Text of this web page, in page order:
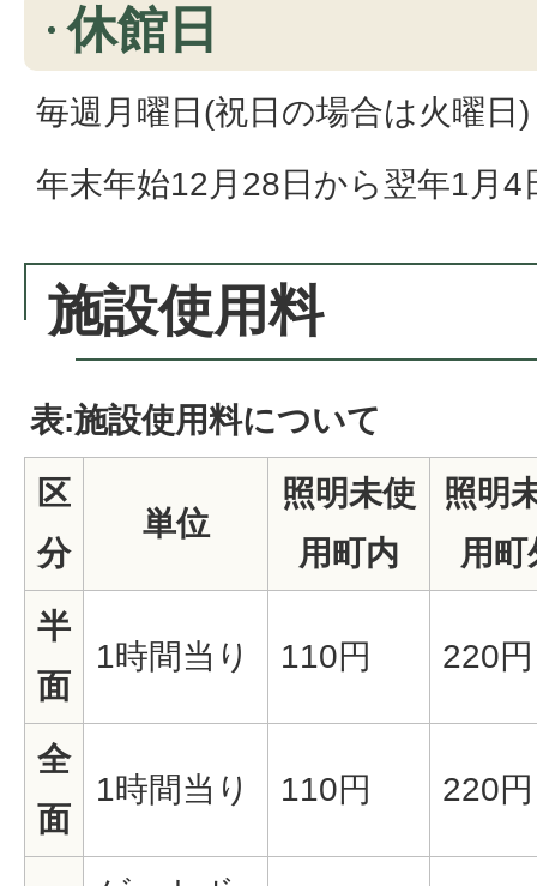
休館日
毎週月曜日(祝日の場合は火曜日)
年末年始12月28日から翌年1月4
施設使用料
表:施設使用料について
区
分
単位
照明未使
用町内
照明
用町
半
面
1時間当り 110円 220円
全
面
1時間当り 110円 220円